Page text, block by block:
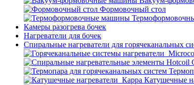
Формовочный стол
Камеры разогрева бочек
Нагреватели для бочек
Спиральные нагреватели для горячеканальных
Катушечные